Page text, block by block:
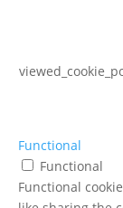
Functional
Functional
Functional